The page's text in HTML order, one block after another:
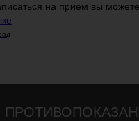
на прием вы